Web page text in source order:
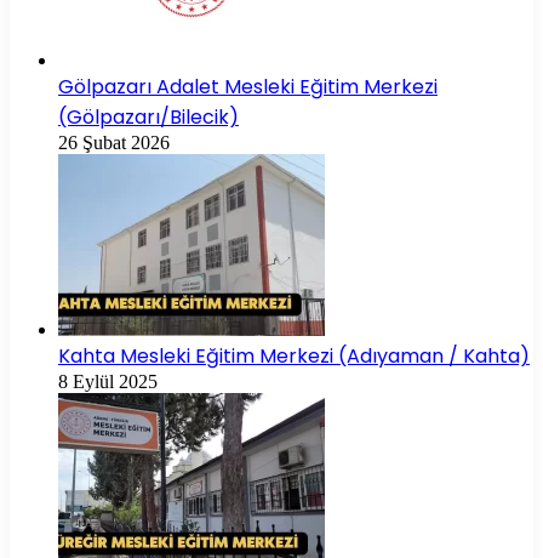
Gölpazarı Adalet Mesleki Eğitim Merkezi
(Gölpazarı/Bilecik)
26 Şubat 2026
Kahta Mesleki Eğitim Merkezi (Adıyaman / Kahta)
8 Eylül 2025